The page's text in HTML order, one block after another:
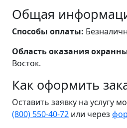
Общая
Способы оплаты:
Область оказания
Восток.
Как оформить
Оставить заявку на услугу
(800) 550-40-72 или через